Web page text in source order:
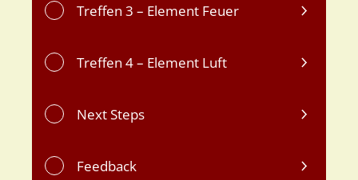
Treffen 3 – Element Feuer
Treffen 4 – Element Luft
Next Steps
Feedback